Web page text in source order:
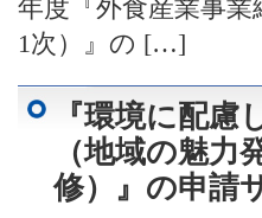
年度『外食産業事
1次）』の […]
『環境に配
（地域の魅
修）』の申請